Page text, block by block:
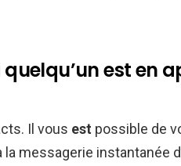
est en
Il vous est possible de
la messagerie instantanée